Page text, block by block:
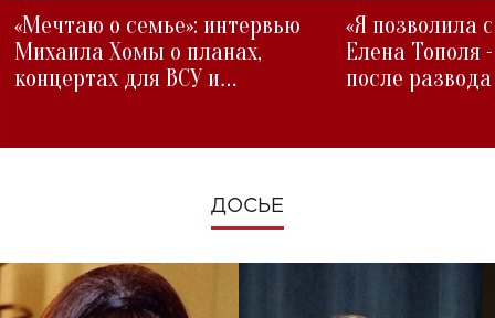
«Мечтаю о семье»: интервью
Михаила Хомы о планах,
концертах для ВСУ и
«Я позволила
Елена Тополя
после развода
ДОСЬЕ